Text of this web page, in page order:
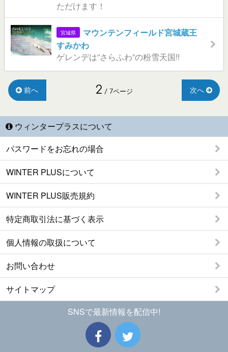
ただけます！
宮城県
マウンテンフィールド宮城蔵王
すみかわ
ゲレンデは”さらふわ”の粉雪天国!!
前へ 2 / 7ページ 次へ
ウィンタープラスについて
パスワードをお忘れの場合
WINTER PLUSについて
WINTER PLUS販売規約
特定商取引法に基づく表示
個人情報の取扱について
お問い合わせ
サイトマップ
SNSで最新情報を配信中!